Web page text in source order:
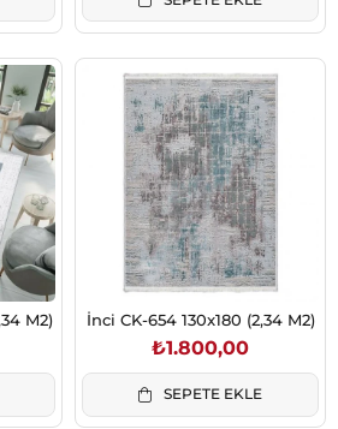
M2) İnci CK-654 130x180 (2,34 M2)
₺1.800,00
SEPETE EKLE